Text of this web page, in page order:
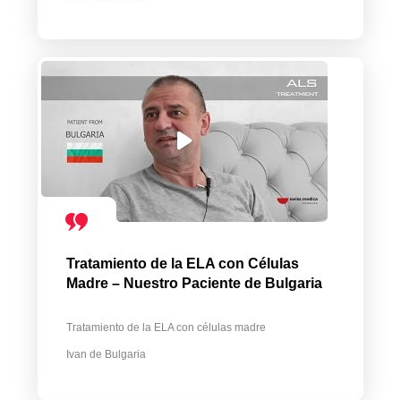
Tratamiento de la ELA con Células
Madre – Nuestro Paciente de Bulgaria
Tratamiento de la ELA con células madre
Ivan de Bulgaria